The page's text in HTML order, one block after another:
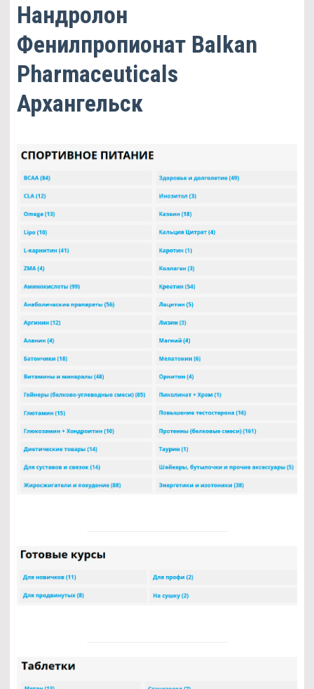
Нандролон
Фенилпропионат Balkan
Pharmaceuticals
Архангельск